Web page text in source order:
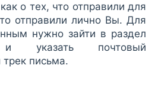
о тех, что отправили для
отправили лично Вы. Для
нужно зайти в раздел
и указать почтовый
трек письма.